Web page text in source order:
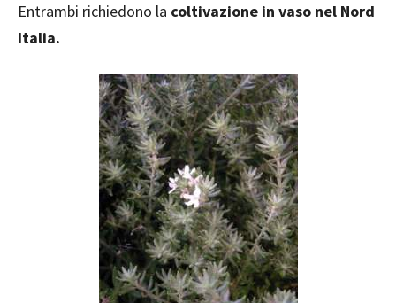
Entrambi richiedono la coltivazione in vaso nel Nord
Italia.